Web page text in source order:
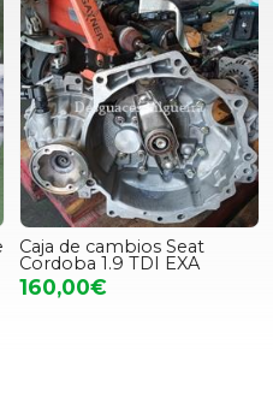
Caja de cambios Seat
Cordoba 1.9 TDI EXA
160,00€